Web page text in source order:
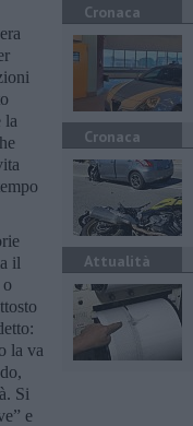
la
il
la va
Si
e
Cronaca
Cronaca
Attualità